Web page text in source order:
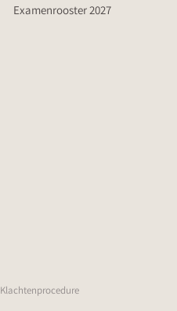
Examenrooster 2027
Klachtenprocedure